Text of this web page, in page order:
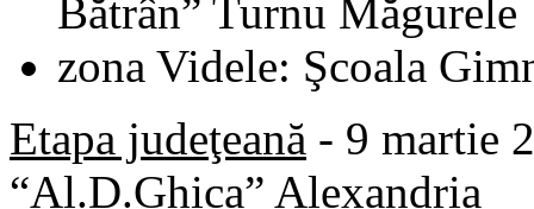
Bătrân” Turnu Măgurele
zona Videle: Şcoala
Etapa judeţeană - 9 martie
“Al.D.Ghica” Alexandria